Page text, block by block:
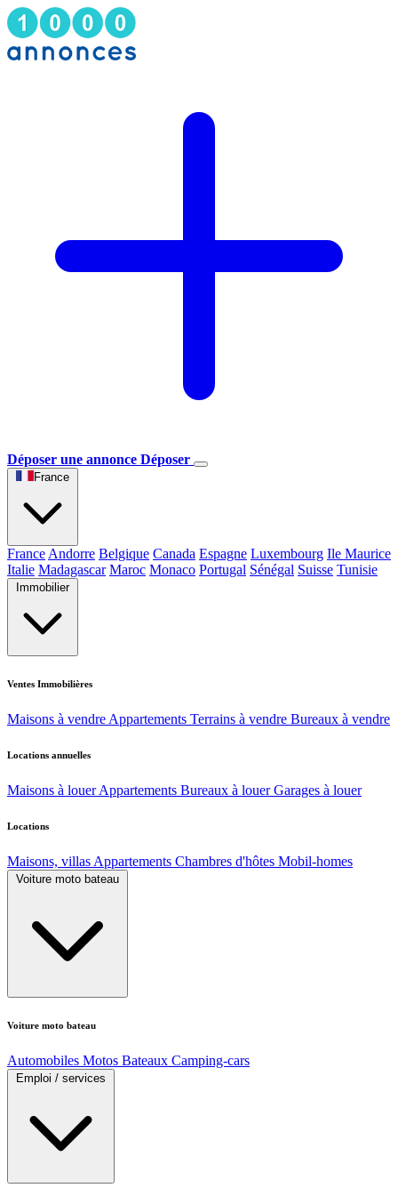
Déposer une annonce Déposer
France
France Andorre Belgique Canada Espagne Luxembourg Ile Maurice
Italie Madagascar Maroc Monaco Portugal Sénégal Suisse Tunisie
Immobilier
Ventes Immobilières
Maisons à vendre Appartements Terrains à vendre Bureaux à vendre
Locations annuelles
Maisons à louer Appartements Bureaux à louer Garages à louer
Locations
Maisons, villas Appartements Chambres d'hôtes Mobil-homes
Voiture moto bateau
Voiture moto bateau
Automobiles Motos Bateaux Camping-cars
Emploi / services